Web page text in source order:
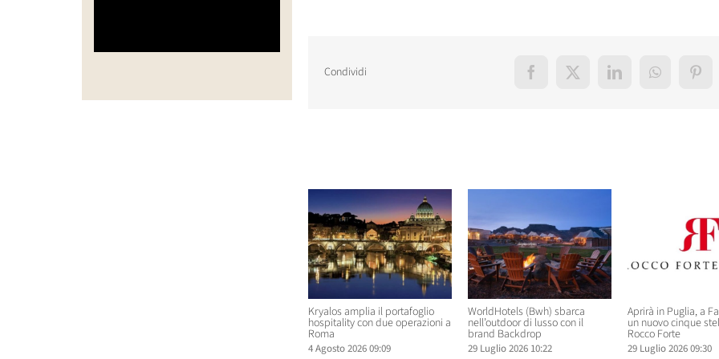
Condividi Facebook
X LinkedInWhatsApp
Kryalos amplia il portafoglio
hospitality con due operazioni a
Roma
4 Agosto 2026 09:09
WorldHotels (Bwh) sbarca
nell’outdoor di lusso con il
brand Backdrop
29 Luglio 2026 10:22
Aprirà in Puglia, a
un nuovo cinque
Rocco Forte
29 Luglio 2026 09:30